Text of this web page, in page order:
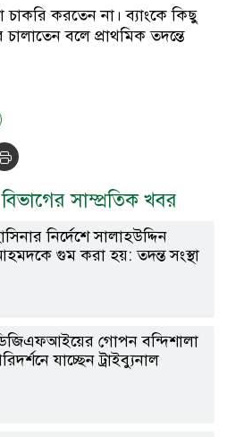
করতেন না। ব্যাংকে কিছু
বলে প্রাথমিক তদন্তে
সাম্প্রতিক খবর
নির্দেশে সালাহউদ্দিন
গুম করা হয়: তদন্ত সংস্থা
গোপন বন্দিশালা
যাচ্ছেন ট্রাইব্যুনাল